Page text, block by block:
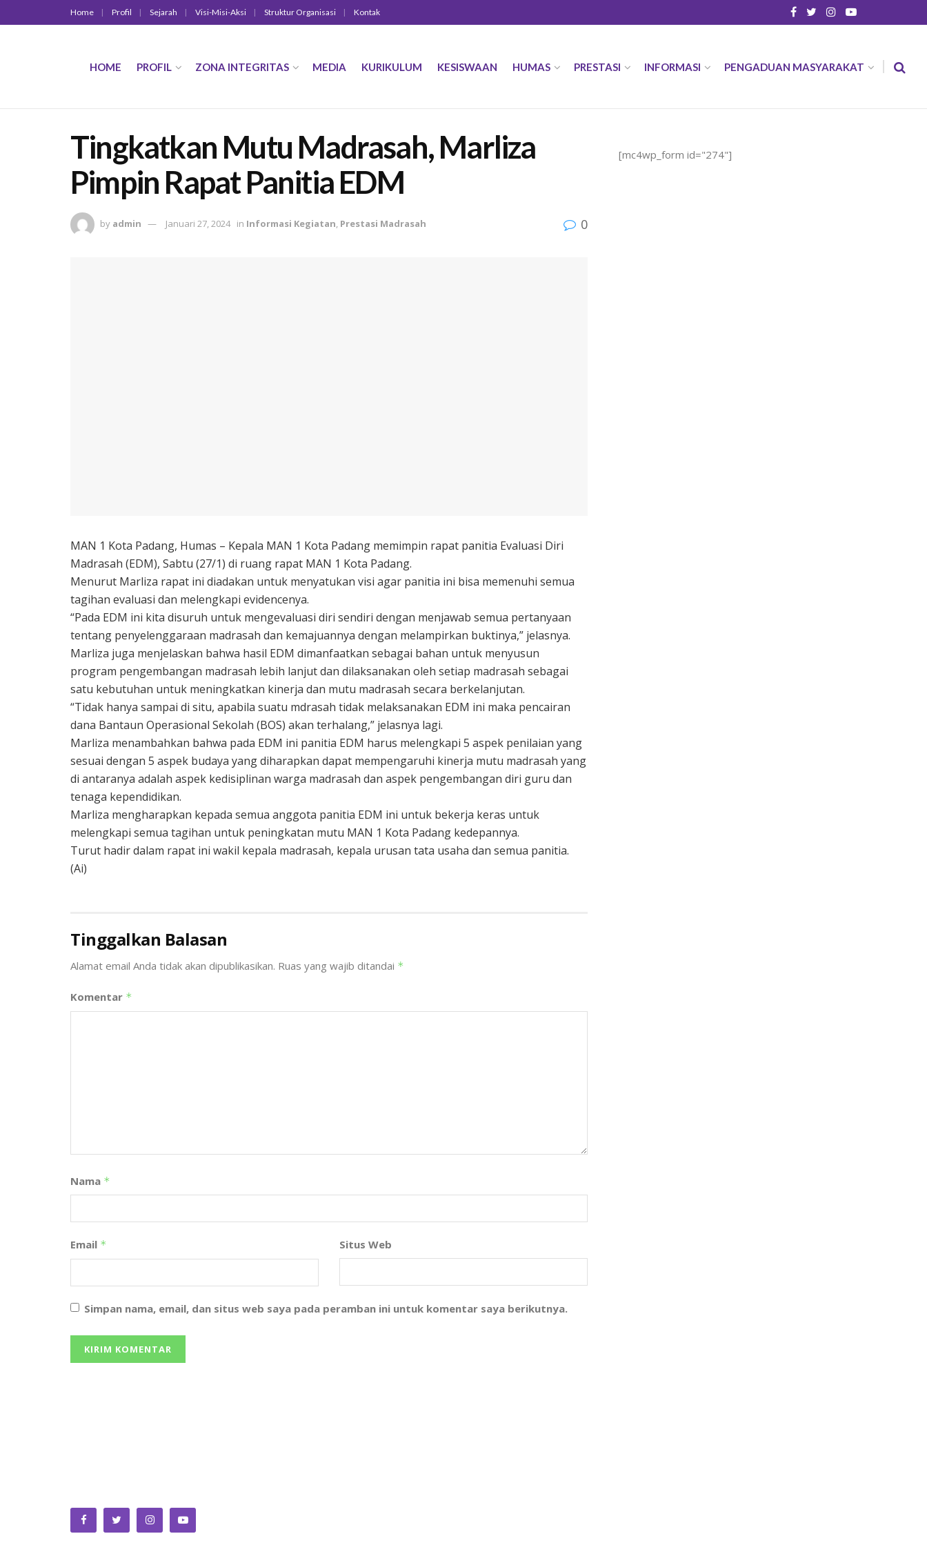
Home Profil Sejarah Visi-Misi-Aksi Struktur Organisasi Kontak
HOME PROFIL ZONA INTEGRITAS MEDIA KURIKULUM KESISWAAN HUMAS PRESTASI INFORMASI PENGADUAN MASYARAKAT
Tingkatkan Mutu Madrasah, Marliza
Pimpin Rapat Panitia EDM
by admin Januari 27, 2024 in Informasi Kegiatan, Prestasi Madrasah 0
MAN 1 Kota Padang, Humas – Kepala MAN 1 Kota Padang memimpin rapat panitia Evaluasi Diri
Madrasah (EDM), Sabtu (27/1) di ruang rapat MAN 1 Kota Padang.
Menurut Marliza rapat ini diadakan untuk menyatukan visi agar panitia ini bisa memenuhi semua
tagihan evaluasi dan melengkapi evidencenya.
“Pada EDM ini kita disuruh untuk mengevaluasi diri sendiri dengan menjawab semua pertanyaan
tentang penyelenggaraan madrasah dan kemajuannya dengan melampirkan buktinya,” jelasnya.
Marliza juga menjelaskan bahwa hasil EDM dimanfaatkan sebagai bahan untuk menyusun
program pengembangan madrasah lebih lanjut dan dilaksanakan oleh setiap madrasah sebagai
satu kebutuhan untuk meningkatkan kinerja dan mutu madrasah secara berkelanjutan.
“Tidak hanya sampai di situ, apabila suatu mdrasah tidak melaksanakan EDM ini maka pencairan
dana Bantaun Operasional Sekolah (BOS) akan terhalang,” jelasnya lagi.
Marliza menambahkan bahwa pada EDM ini panitia EDM harus melengkapi 5 aspek penilaian yang
sesuai dengan 5 aspek budaya yang diharapkan dapat mempengaruhi kinerja mutu madrasah yang
di antaranya adalah aspek kedisiplinan warga madrasah dan aspek pengembangan diri guru dan
tenaga kependidikan.
Marliza mengharapkan kepada semua anggota panitia EDM ini untuk bekerja keras untuk
melengkapi semua tagihan untuk peningkatan mutu MAN 1 Kota Padang kedepannya.
Turut hadir dalam rapat ini wakil kepala madrasah, kepala urusan tata usaha dan semua panitia.
(Ai)
Tinggalkan Balasan
Alamat email Anda tidak akan dipublikasikan. Ruas yang wajib ditandai *
Komentar *
Nama *
Email * Situs Web
Simpan nama, email, dan situs web saya pada peramban ini untuk komentar saya berikutnya.
[mc4wp_form id="274"]